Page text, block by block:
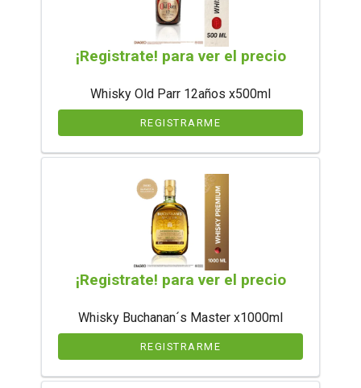
¡Registrate! para ver el precio
Whisky Old Parr 12años x500ml
REGISTRARME
¡Registrate! para ver el precio
Whisky Buchanan´s Master x1000ml
REGISTRARME